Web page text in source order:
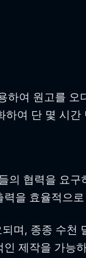
여 원고를
여 단 몇 시
협력을 요
을 효율적으
며, 종종 수
제작을 가능